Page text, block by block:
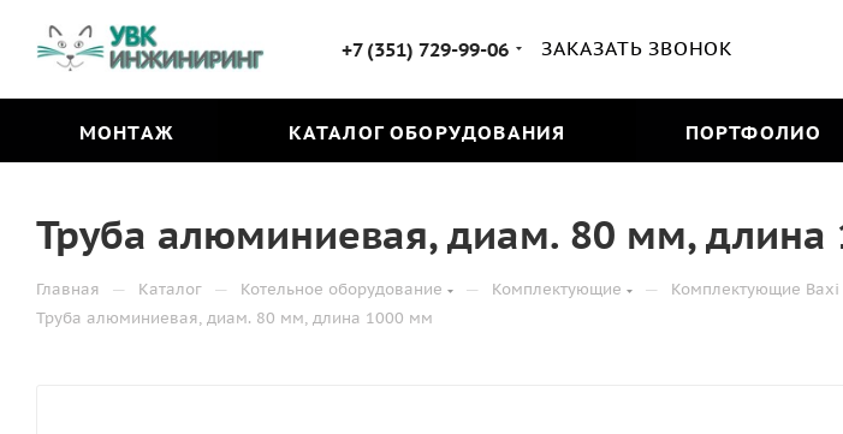
+7 (351) 729-99-06 ЗАКАЗАТЬ ЗВОНОК
МОНТАЖ КАТАЛОГ ОБОРУДОВАНИЯ ПОРТФОЛИО
Труба алюминиевая, диам. 80 мм, длина
Главная — Каталог — Котельное оборудование — Комплектующие — Комплектующие Baxi
Труба алюминиевая, диам. 80 мм, длина 1000 мм